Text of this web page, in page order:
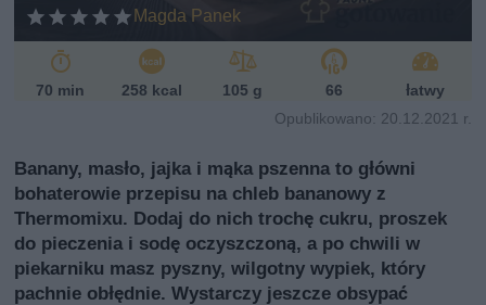
Magda Panek
ń
70 min 258 kcal 105 g 66
łatwy
Opublikowano: 20.12.2021 r.
Banany, masło, jajka i mąka pszenna to główni
bohaterowie przepisu na chleb bananowy z
Thermomixu. Dodaj do nich trochę cukru, proszek
do pieczenia i sodę oczyszczoną, a po chwili w
piekarniku masz pyszny, wilgotny wypiek, który
pachnie obłędnie. Wystarczy jeszcze obsypać